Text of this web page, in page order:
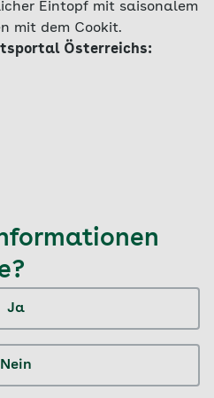
Eintopf mit saisonalem
mit dem Cookit.
Österreichs:
Ja
Nein